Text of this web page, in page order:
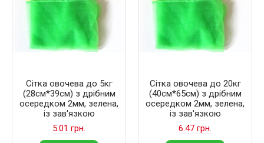
Сітка овочева до 5кг
(28см*39см) з дрібним
осередком 2мм, зелена,
із зав'язкою
5.01 грн.
Сітка овочева до 20кг
(40см*65см) з дрібним
осередком 2мм, зелена,
із зав'язкою
6.47 грн.